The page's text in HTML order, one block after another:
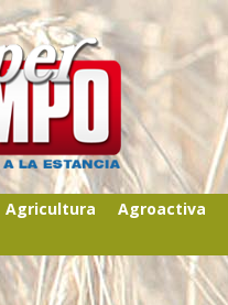
Agricultura Agroactiva